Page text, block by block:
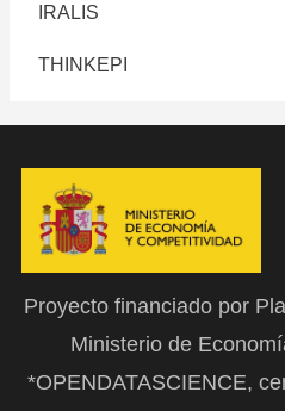
IRALIS
THINKEPI
Proyecto financiado por
Ministerio de
*OPENDATASCIENCE,